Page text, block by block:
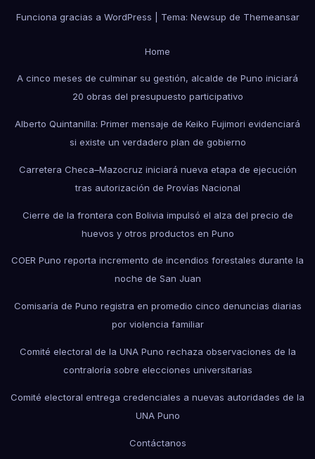
Funciona gracias a WordPress Tema: Newsup de Themeansar
Home
A cinco meses de culminar su gestión, alcalde de Puno iniciará
20 obras del presupuesto participativo
Alberto Quintanilla: Primer mensaje de Keiko Fujimori evidenciará
si existe un verdadero plan de gobierno
Carretera Checa–Mazocruz iniciará nueva etapa de ejecución
tras autorización de Provías Nacional
Cierre de la frontera con Bolivia impulsó el alza del precio de
huevos y otros productos en Puno
COER Puno reporta incremento de incendios forestales durante la
noche de San Juan
Comisaría de Puno registra en promedio cinco denuncias diarias
por violencia familiar
Comité electoral de la UNA Puno rechaza observaciones de la
contraloría sobre elecciones universitarias
Comité electoral entrega credenciales a nuevas autoridades de la
UNA Puno
Contáctanos